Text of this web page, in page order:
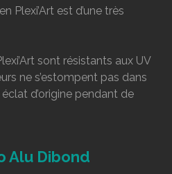
Plexi’Art est d’une très
sont résistants aux UV
ne s’estompent pas dans
d’origine pendant de
Alu Dibond